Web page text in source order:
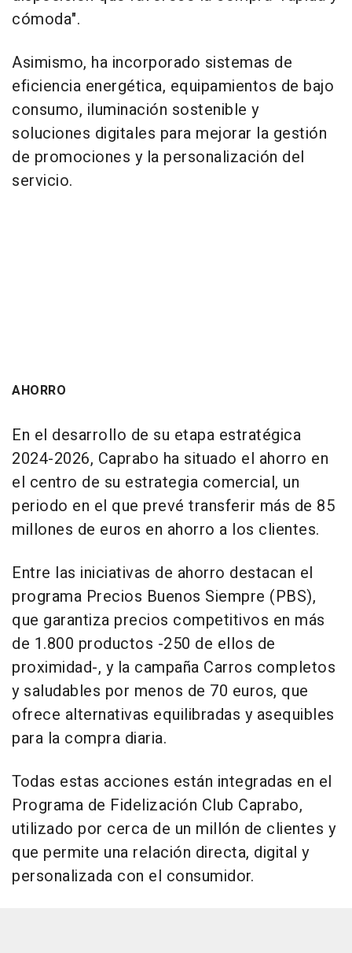
cómoda".
Asimismo, ha incorporado sistemas de
eficiencia energética, equipamientos de bajo
consumo, iluminación sostenible y
soluciones digitales para mejorar la gestión
de promociones y la personalización del
servicio.
AHORRO
En el desarrollo de su etapa estratégica
2024-2026, Caprabo ha situado el ahorro en
el centro de su estrategia comercial, un
periodo en el que prevé transferir más de 85
millones de euros en ahorro a los clientes.
Entre las iniciativas de ahorro destacan el
programa Precios Buenos Siempre (PBS),
que garantiza precios competitivos en más
de 1.800 productos -250 de ellos de
proximidad-, y la campaña Carros completos
y saludables por menos de 70 euros, que
ofrece alternativas equilibradas y asequibles
para la compra diaria.
Todas estas acciones están integradas en el
Programa de Fidelización Club Caprabo,
utilizado por cerca de un millón de clientes y
que permite una relación directa, digital y
personalizada con el consumidor.